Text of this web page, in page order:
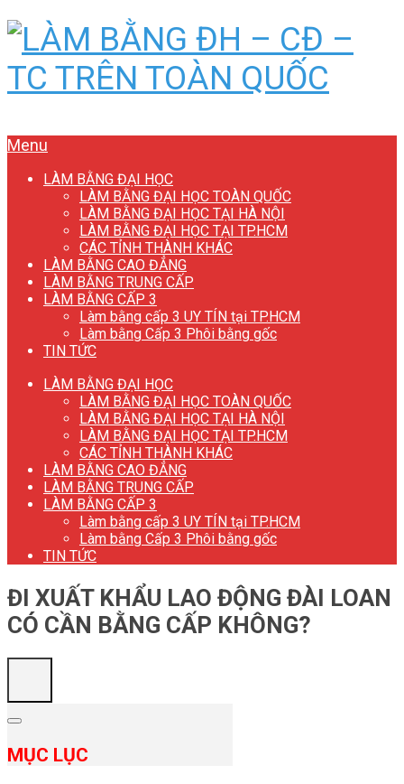
Menu
LÀM BẰNG ĐẠI HỌC
LÀM BẰNG ĐẠI HỌC TOÀN QUỐC
LÀM BẰNG ĐẠI HỌC TẠI HÀ NỘI
LÀM BẰNG ĐẠI HỌC TẠI TP.HCM
CÁC TỈNH THÀNH KHÁC
LÀM BẰNG CAO ĐẲNG
LÀM BẰNG TRUNG CẤP
LÀM BẰNG CẤP 3
Làm bằng cấp 3 UY TÍN tại TP.HCM
Làm bằng Cấp 3 Phôi bằng gốc
TIN TỨC
LÀM BẰNG ĐẠI HỌC
LÀM BẰNG ĐẠI HỌC TOÀN QUỐC
LÀM BẰNG ĐẠI HỌC TẠI HÀ NỘI
LÀM BẰNG ĐẠI HỌC TẠI TP.HCM
CÁC TỈNH THÀNH KHÁC
LÀM BẰNG CAO ĐẲNG
LÀM BẰNG TRUNG CẤP
LÀM BẰNG CẤP 3
Làm bằng cấp 3 UY TÍN tại TP.HCM
Làm bằng Cấp 3 Phôi bằng gốc
TIN TỨC
ĐI XUẤT KHẨU LAO ĐỘNG ĐÀI LOAN
CÓ CẦN BẰNG CẤP KHÔNG?
MỤC LỤC